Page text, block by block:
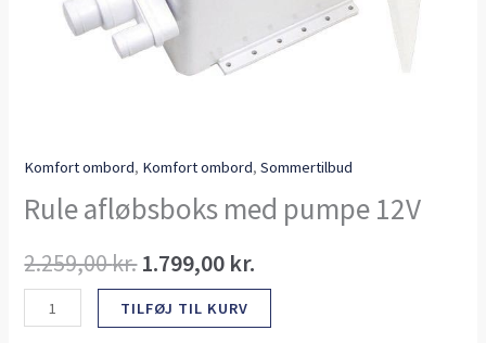
Komfort ombord, Komfort ombord,Sommertilbud
Rule afløbsboks med pumpe 12V
2.259,00kr.1.799,00 kr.
TILFØJ TIL KURV